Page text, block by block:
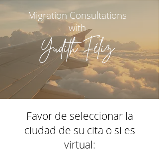
Migration Consultations
with
Favor de seleccionar la
ciudad de su cita o si es
virtual: